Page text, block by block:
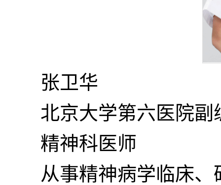
张卫华
北京大学第六医院副
精神科医师
从事精神病学临床